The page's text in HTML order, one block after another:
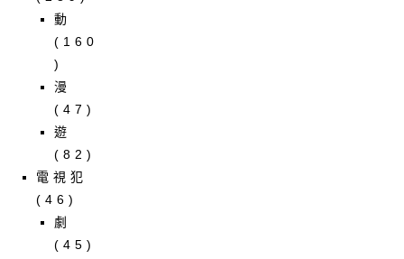
動
(160
)
漫
(47)
遊
(82)
電視犯
(46)
劇
(45)